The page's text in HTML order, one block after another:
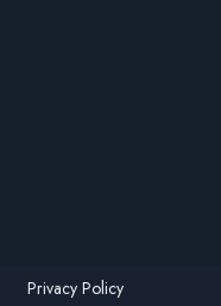
Privacy Policy